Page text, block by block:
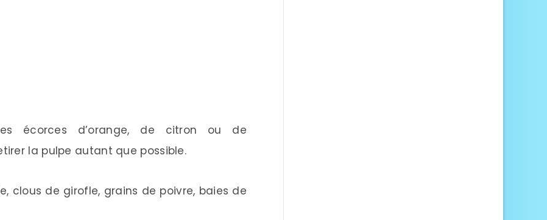
écorces d’orange, de citron ou de
la pulpe autant que possible.
clous de girofle, grains de poivre, baies de